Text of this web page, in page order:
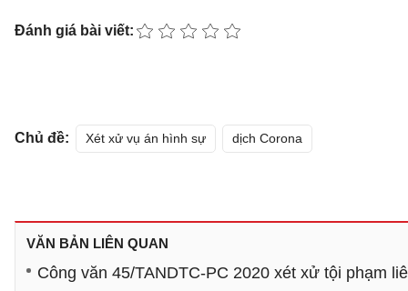
Đánh giá bài viết:
Chủ đề: Xét xử vụ án hình sự dịch Corona
VĂN BẢN LIÊN QUAN
Công văn 45/TANDTC-PC 2020 xét xử tội phạm